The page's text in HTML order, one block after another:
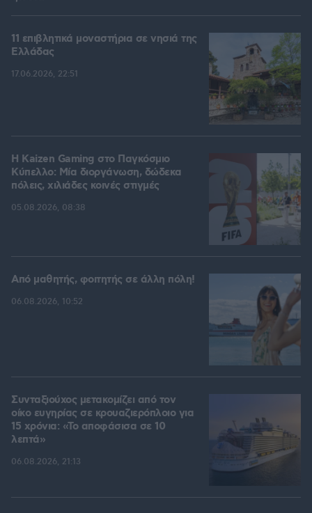
11 επιβλητικά μοναστήρια σε νησιά της
Ελλάδας
17.06.2026, 22:51
H Kaizen Gaming στο Παγκόσμιο
Kύπελλο: Μία διοργάνωση, δώδεκα
πόλεις, χιλιάδες κοινές στιγμές
05.08.2026, 08:38
Από μαθητής, φοιτητής σε άλλη πόλη!
06.08.2026, 10:52
Συνταξιούχος μετακομίζει από τον
οίκο ευγηρίας σε κρουαζιερόπλοιο για
15 χρόνια: «Το αποφάσισα σε 10
λεπτά»
06.08.2026, 21:13